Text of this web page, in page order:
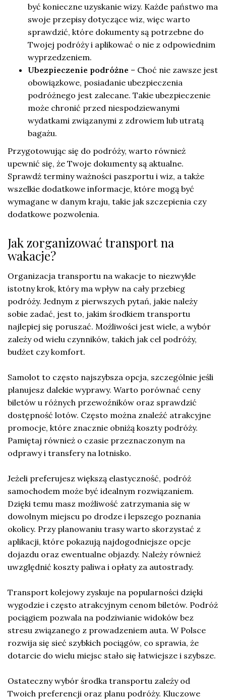
być konieczne uzyskanie wizy. Każde państwo ma
swoje przepisy dotyczące wiz, więc warto
sprawdzić, które dokumenty są potrzebne do
Twojej podróży i aplikować o nie z odpowiednim
wyprzedzeniem.
Ubezpieczenie podróżne – Choć nie zawsze jest
obowiązkowe, posiadanie ubezpieczenia
podróżnego jest zalecane. Takie ubezpieczenie
może chronić przed niespodziewanymi
wydatkami związanymi z zdrowiem lub utratą
bagażu.
Przygotowując się do podróży, warto również
upewnić się, że Twoje dokumenty są aktualne.
Sprawdź terminy ważności paszportu i wiz, a także
wszelkie dodatkowe informacje, które mogą być
wymagane w danym kraju, takie jak szczepienia czy
dodatkowe pozwolenia.
Jak zorganizować transport na
wakacje?
Organizacja transportu na wakacje to niezwykle
istotny krok, który ma wpływ na cały przebieg
podróży. Jednym z pierwszych pytań, jakie należy
sobie zadać, jest to, jakim środkiem transportu
najlepiej się poruszać. Możliwości jest wiele, a wybór
zależy od wielu czynników, takich jak cel podróży,
budżet czy komfort.
Samolot to często najszybsza opcja, szczególnie jeśli
planujesz dalekie wyprawy. Warto porównać ceny
biletów u różnych przewoźników oraz sprawdzić
dostępność lotów. Często można znaleźć atrakcyjne
promocje, które znacznie obniżą koszty podróży.
Pamiętaj również o czasie przeznaczonym na
odprawy i transfery na lotnisko.
Jeżeli preferujesz większą elastyczność, podróż
samochodem może być idealnym rozwiązaniem.
Dzięki temu masz możliwość zatrzymania się w
dowolnym miejscu po drodze i lepszego poznania
okolicy. Przy planowaniu trasy warto skorzystać z
aplikacji, które pokazują najdogodniejsze opcje
dojazdu oraz ewentualne objazdy. Należy również
uwzględnić koszty paliwa i opłaty za autostrady.
Transport kolejowy zyskuje na popularności dzięki
wygodzie i często atrakcyjnym cenom biletów. Podróż
pociągiem pozwala na podziwianie widoków bez
stresu związanego z prowadzeniem auta. W Polsce
rozwija się sieć szybkich pociągów, co sprawia, że
dotarcie do wielu miejsc stało się łatwiejsze i szybsze.
Ostateczny wybór środka transportu zależy od
Twoich preferencji oraz planu podróży. Kluczowe